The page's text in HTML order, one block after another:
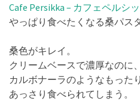
Cafe Persikka – カフェペルシ
やっぱり食べたくなる桑パスタ
桑色がキレイ。
クリームベースで濃厚なのに、
カルボナーラのようなもった
あっさり食べられてしまう。